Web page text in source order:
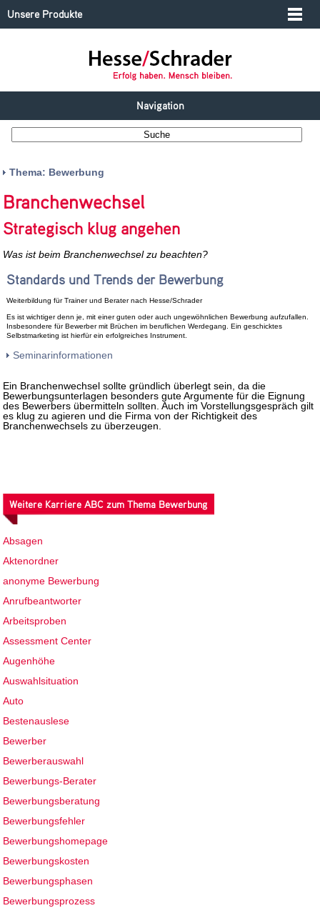
Unsere Produkte
Navigation
Thema: Bewerbung
Branchenwechsel
Strategisch klug angehen
Was ist beim Branchenwechsel zu beachten?
Standards und Trends der Bewerbung
Weiterbildung für Trainer und Berater nach Hesse/Schrader
Es ist wichtiger denn je, mit einer guten oder auch ungewöhnlichen Bewerbung aufzufallen.
Insbesondere für Bewerber mit Brüchen im beruflichen Werdegang. Ein geschicktes
Selbstmarketing ist hierfür ein erfolgreiches Instrument.
Seminarinformationen
Ein Branchenwechsel sollte gründlich überlegt sein, da die
Bewerbungsunterlagen besonders gute Argumente für die Eignung
des Bewerbers übermitteln sollten. Auch im Vorstellungsgespräch gilt
es klug zu agieren und die Firma von der Richtigkeit des
Branchenwechsels zu überzeugen.
Weitere Karriere ABC zum Thema Bewerbung
Absagen
Aktenordner
anonyme Bewerbung
Anrufbeantworter
Arbeitsproben
Assessment Center
Augenhöhe
Auswahlsituation
Auto
Bestenauslese
Bewerber
Bewerberauswahl
Bewerbungs-Berater
Bewerbungsberatung
Bewerbungsfehler
Bewerbungshomepage
Bewerbungskosten
Bewerbungsphasen
Bewerbungsprozess